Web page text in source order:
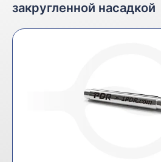
закругленной насадкой